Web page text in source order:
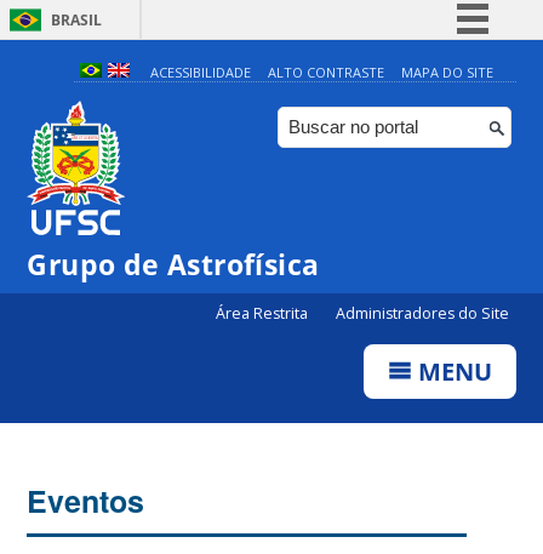
BRASIL
Simplifique!
Comunica BR
Participe
ACESSIBILIDADE ALTO CONTRASTE MAPA DO SITE
Grupo de Astrofísica
Área Restrita Administradores do Site
MENU
Eventos
4:00